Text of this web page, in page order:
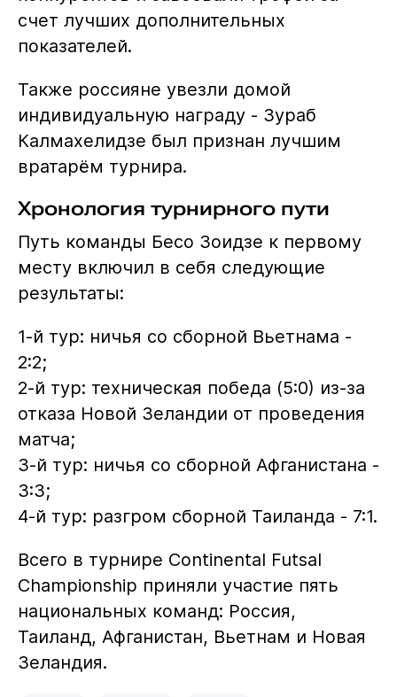
счет лучших дополнительных
показателей.
Также россияне увезли домой
индивидуальную награду - Зураб
Калмахелидзе был признан лучшим
вратарём турнира.
Хронология турнирного пути
Путь команды Бесо Зоидзе к первому
месту включил в себя следующие
результаты:
1-й тур: ничья со сборной Вьетнама -
2:2;
2-й тур: техническая победа (5:0) из-за
отказа Новой Зеландии от проведения
матча;
3-й тур: ничья со сборной Афганистана -
3:3;
4-й тур: разгром сборной Таиланда - 7:1.
Всего в турнире Continental Futsal
Championship приняли участие пять
национальных команд: Россия,
Таиланд, Афганистан, Вьетнам и Новая
Зеландия.